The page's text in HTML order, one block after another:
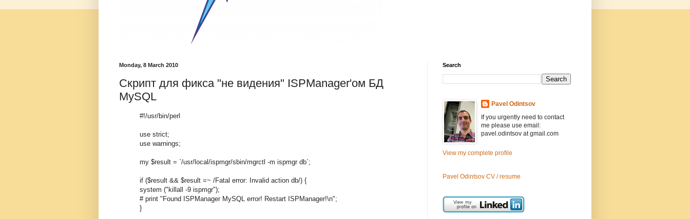
Monday, 8 March 2010
Скрипт для фикса "не видения" ISPManager'ом БД
MySQL
#!/usr/bin/perl
use strict;
use warnings;
my $result = `/usr/local/ispmgr/sbin/mgrctl -m ispmgr db`;
if ($result && $result =~ /Fatal error: Invalid action db/) {
system ("killall -9 ispmgr");
# print "Found ISPManager MySQL error! Restart ISPManager!\n";
}
Search
Pavel Odintsov
If you urgently need to contact
me please use email:
pavel.odintsov at gmail.com
View my complete profile
Pavel Odintsov CV / resume